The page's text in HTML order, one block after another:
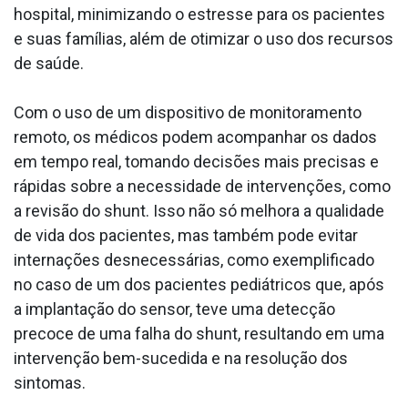
hospital, minimizando o estresse para os pacientes
e suas famílias, além de otimizar o uso dos recursos
de saúde.
Com o uso de um dispositivo de monitoramento
remoto, os médicos podem acompanhar os dados
em tempo real, tomando decisões mais precisas e
rápidas sobre a necessidade de intervenções, como
a revisão do shunt. Isso não só melhora a qualidade
de vida dos pacientes, mas também pode evitar
internações desnecessárias, como exemplificado
no caso de um dos pacientes pediátricos que, após
a implantação do sensor, teve uma detecção
precoce de uma falha do shunt, resultando em uma
intervenção bem-sucedida e na resolução dos
sintomas.